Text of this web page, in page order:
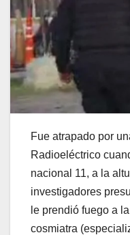
Fue atrapado por
Radioeléctrico
nacional 11, a la
investigadores
le prendió fuego a
cosmiatra